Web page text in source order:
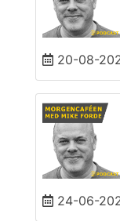
20-08-
24-06-